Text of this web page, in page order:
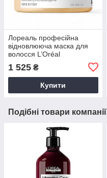
Лореаль професійна
відновлююча маска для
волосся L’Oréal
Professionnel Serie Expert
Absolut Repair 500 мл
1 525 ₴
Купити
Подібні товари компанії